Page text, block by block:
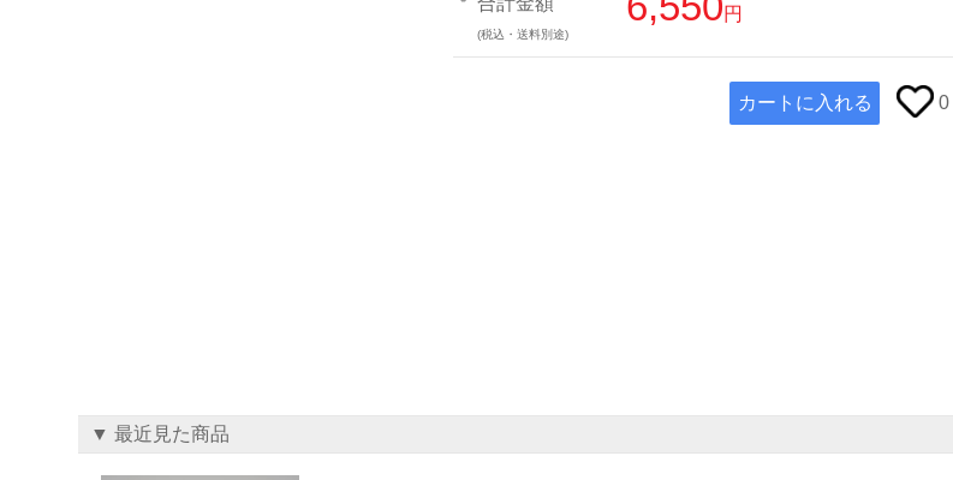
(税込・送料別途)
円
カートに入れる 0
▼ 最近見た商品